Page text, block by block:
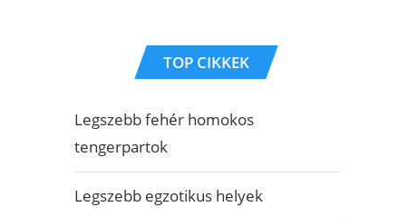
TOP CIKKEK
Legszebb fehér homokos
tengerpartok
Legszebb egzotikus helyek